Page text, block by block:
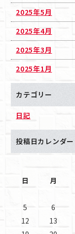
2025年5月
2025年4月
2025年3月
2025年1月
カテゴリー
日記
投稿日カレンダー
日
月
5
6
12
13